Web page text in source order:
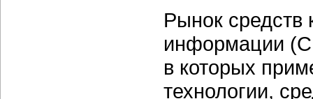
Рынок средств
информации
в которых
технологии,